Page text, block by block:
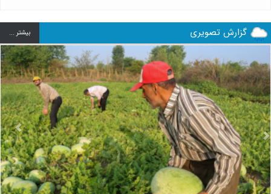
گزارش تصویری بيشتر ...
Next